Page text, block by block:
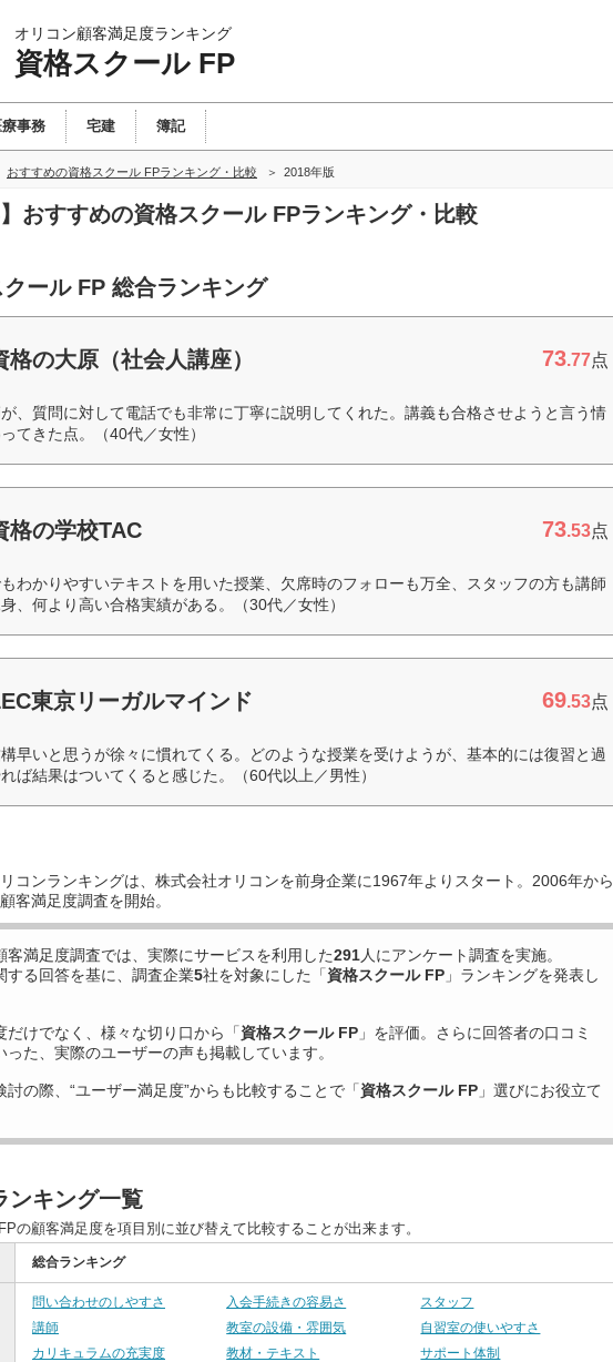
オリコン顧客満足度ランキング
資格スクール FP
療事務 宅建 簿記
おすすめの資格スクール FPランキング・比較 2018年版
】おすすめの資格スクール FPランキング・比較
ール FP 総合ランキング
格の大原（社会人講座） 73.77点
、質問に対して電話でも非常に丁寧に説明してくれた。講義も合格させようと言う情
てきた点。（40代／女性）
格の学校TAC 73.53点
わかりやすいテキストを用いた授業、欠席時のフォローも万全、スタッフの方も講師
、何より高い合格実績がある。（30代／女性）
東京リーガルマインド 69.53点
早いと思うが徐々に慣れてくる。どのような授業を受けようが、基本的には復習と過
ば結果はついてくると感じた。（60代以上／男性）
コンランキングは、株式会社オリコンを前身企業に1967年よりスタート。2006年から
客満足度調査を開始。
客満足度調査では、実際にサービスを利用した291人にアンケート調査を実施。
する回答を基に、調査企業5社を対象にした「資格スクール FP 」ランキングを発表し
だけでなく、様々な切り口から「資格スクール FP 」を評価。さらに回答者の口コミ
った、実際のユーザーの声も掲載しています。
討の際、“ユーザー満足度”からも比較することで「資格スクール FP 」選びにお役立て
ンキング一覧
の顧客満足度を項目別に並び替えて比較することが出来ます。
総合ランキング
問い合わせのしやすさ 入会手続きの容易さ
スタッフ
講師
教室の設備・雰囲気
自習室の使いやすさ
カリキュラムの充実度
教材・テキスト
サポート体制